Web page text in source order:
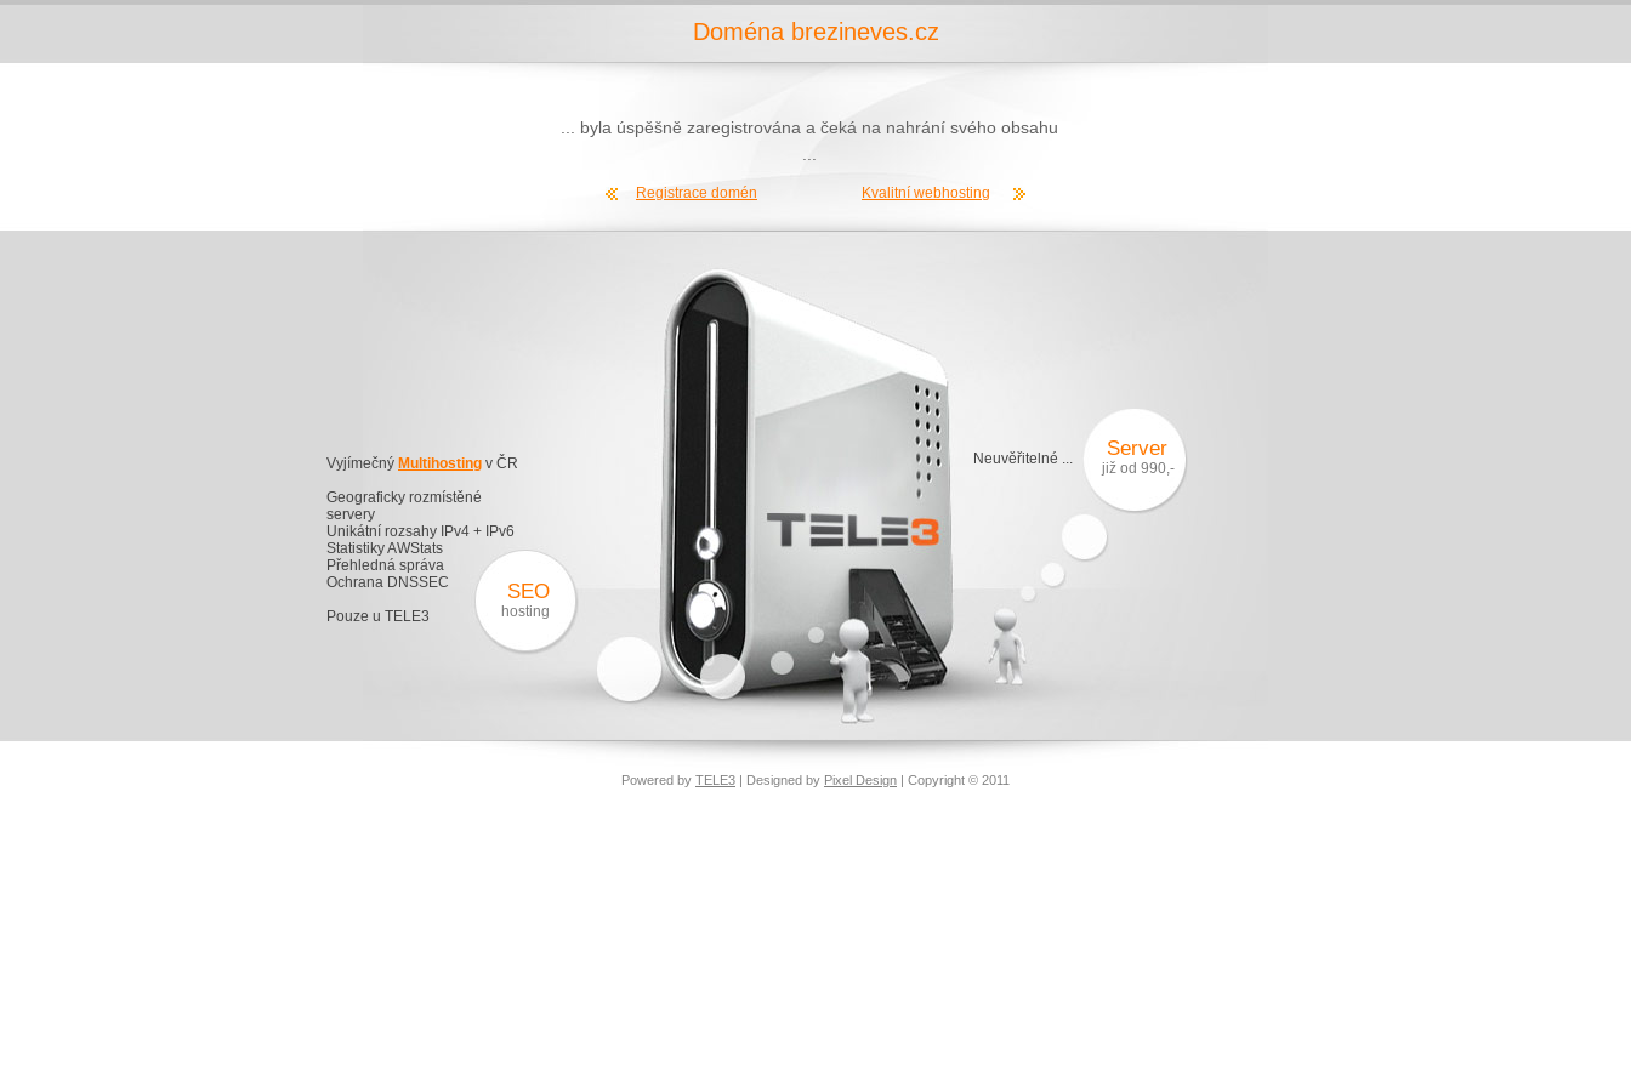
Doména brezineves.cz
... byla úspěšně zaregistrována a čeká na nahrání svého obsahu
Registrace domén Kvalitní webhosting
Vyjímečný Multihosting v ČR
Geograficky rozmístěné
servery
Unikátní rozsahy IPv4 + IPv6
Statistiky AWStats
Přehledná správa
Ochrana DNSSEC
Pouze u TELE3
SEO
hosting
Neuvěřitelné ... Server
již od 990,-
Powered by TELE3 | Designed by Pixel Design | Copyright © 2011